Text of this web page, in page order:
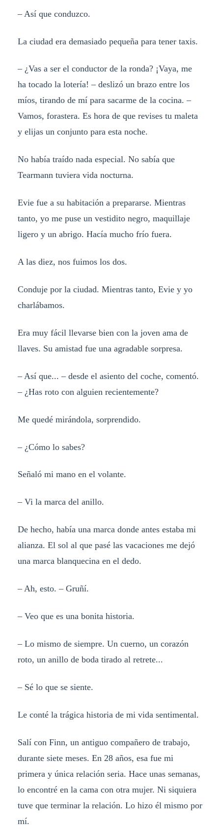
– Así que conduzco.
La ciudad era demasiado pequeña para tener taxis.
– ¿Vas a ser el conductor de la ronda? ¡Vaya, me
ha tocado la lotería! – deslizó un brazo entre los
míos, tirando de mí para sacarme de la cocina. –
Vamos, forastera. Es hora de que revises tu maleta
y elijas un conjunto para esta noche.
No había traído nada especial. No sabía que
Tearmann tuviera vida nocturna.
Evie fue a su habitación a prepararse. Mientras
tanto, yo me puse un vestidito negro, maquillaje
ligero y un abrigo. Hacía mucho frío fuera.
A las diez, nos fuimos los dos.
Conduje por la ciudad. Mientras tanto, Evie y yo
charlábamos.
Era muy fácil llevarse bien con la joven ama de
llaves. Su amistad fue una agradable sorpresa.
– Así que... – desde el asiento del coche, comentó.
– ¿Has roto con alguien recientemente?
Me quedé mirándola, sorprendido.
– ¿Cómo lo sabes?
Señaló mi mano en el volante.
– Vi la marca del anillo.
De hecho, había una marca donde antes estaba mi
alianza. El sol al que pasé las vacaciones me dejó
una marca blanquecina en el dedo.
– Ah, esto. – Gruñí.
– Veo que es una bonita historia.
– Lo mismo de siempre. Un cuerno, un corazón
roto, un anillo de boda tirado al retrete...
– Sé lo que se siente.
Le conté la trágica historia de mi vida sentimental.
Salí con Finn, un antiguo compañero de trabajo,
durante siete meses. En 28 años, esa fue mi
primera y única relación seria. Hace unas semanas,
lo encontré en la cama con otra mujer. Ni siquiera
tuve que terminar la relación. Lo hizo él mismo por
mí.